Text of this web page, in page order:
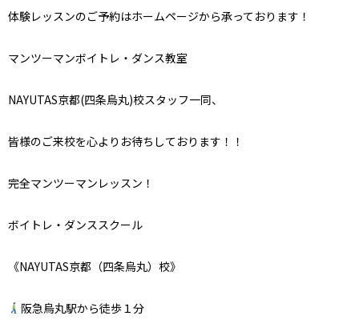
体験レッスンのご予約はホームページから承っております！
マンツーマンボイトレ・ダンス教室
NAYUTAS京都(四条烏丸)校スタッフ一同、
皆様のご来校を心よりお待ちしております！！
完全マンツーマンレッスン！
ボイトレ・ダンススクール
《NAYUTAS京都（四条烏丸）校》
阪急烏丸駅から徒歩１分